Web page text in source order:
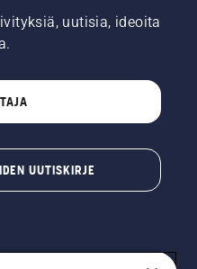
uutisia, ideoita
UUTISKIRJE